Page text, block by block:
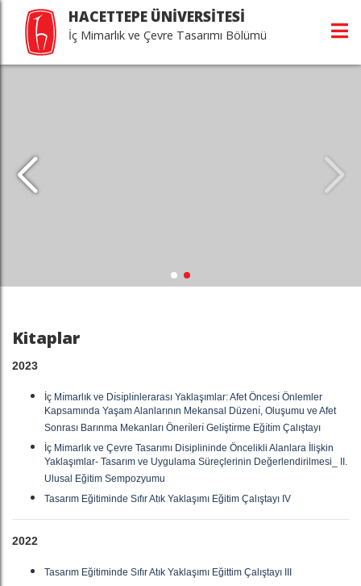
HACETTEPE ÜNİVERSİTESİ
İç Mimarlık ve Çevre Tasarımı Bölümü
Kitaplar
2023
İç Mı̇marlık ve Dı̇sı̇plı̇nlerarası Yaklaşımlar: Afet Öncesı̇ Önlemler
Kapsamında Yaşam Alanlarının Mekansal Düzenı̇, Oluşumu ve Afet
Sonrası Barınma Mekanları Önerı̇lerı̇ Gelı̇ştı̇rme Eğı̇tı̇m Çalıştayı
İç Mimarlık ve Çevre Tasarımı Disiplininde Öncelikli Alanlara İlişkin
Yaklaşımlar- Tasarım ve Uygulama Süreçlerinin Değerlendirilmesi_ II.
Ulusal Eğitim Sempozyumu
Tasarım Eğitiminde Sıfır Atık Yaklaşımı Eğitim Çalıştayı IV
2022
Tasarım Eğitiminde Sıfır Atık Yaklaşımı Eğittim Çalıştayı III